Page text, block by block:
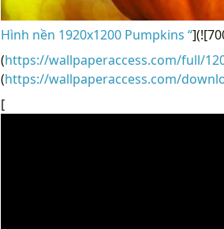
Hình nền 1920x1200 Pumpkins “
(https://wallpaperaccess.com/full/
(https://wallpaperaccess.com/
[